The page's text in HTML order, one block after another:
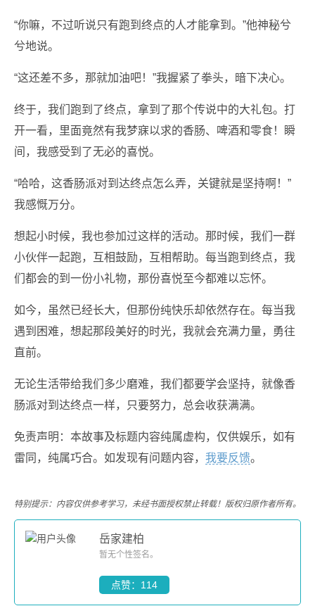
“你嘛，不过听说只有跑到终点的人才能拿到。”他神秘兮
兮地说。
“这还差不多，那就加油吧！”我握紧了拳头，暗下决心。
终于，我们跑到了终点，拿到了那个传说中的大礼包。打
开一看，里面竟然有我梦寐以求的香肠、啤酒和零食！瞬
间，我感受到了无必的喜悦。
“哈哈，这香肠派对到达终点怎么弄，关键就是坚持啊！”
我感慨万分。
想起小时候，我也参加过这样的活动。那时候，我们一群
小伙伴一起跑，互相鼓励，互相帮助。每当跑到终点，我
们都会的到一份小礼物，那份喜悦至今都难以忘怀。
如今，虽然已经长大，但那份纯快乐却依然存在。每当我
遇到困难，想起那段美好的时光，我就会充满力量，勇往
直前。
无论生活带给我们多少磨难，我们都要学会坚持，就像香
肠派对到达终点一样，只要努力，总会收获满满。
免责声明：本故事及标题内容纯属虚构，仅供娱乐，如有
雷同，纯属巧合。如发现有问题内容， 我要反馈。
特别提示：内容仅供参考学习，未经书面授权禁止转载！版权归原作者所有。
岳家建柏
暂无个性签名。
点赞：114